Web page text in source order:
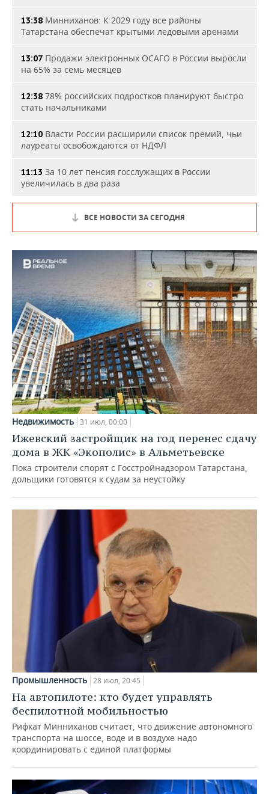
13:38 Минниханов: К 2029 году все районы
Татарстана обеспечат крытыми ледовыми аренами
13:07 Продажи электронных ОСАГО в России выросли
на 65% за семь месяцев
12:38 78% российских подростков планируют быстро
стать начальниками
12:10 Власти России расширили список премий, чьи
лауреаты освобождаются от НДФЛ
11:13 За 10 лет пенсия госслужащих в России
увеличилась в два раза
ВСЕ НОВОСТИ ЗА СЕГОДНЯ
Недвижимость 31 июл, 00:00
Ижевский застройщик на год перенес сдачу
дома в ЖК «Экополис» в Альметьевске
Пока строители спорят с Госстройнадзором Татарстана,
дольщики готовятся к судам за неустойку
Промышленность 28 июл, 20:45
На автопилоте: кто будет управлять
беспилотной мобильностью
Рифкат Минниханов считает, что движение автономного
транспорта на шоссе, воде и в воздухе надо
координировать с единой платформы